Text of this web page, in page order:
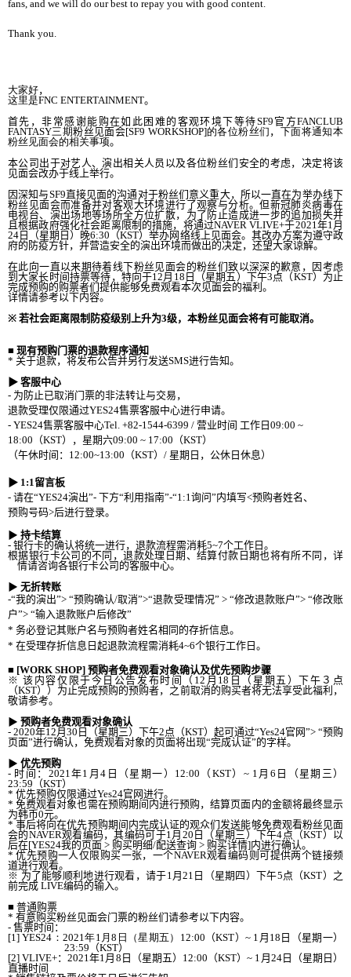
fans, and we will do our best to repay you with good content.
Thank you.
大家好，
这里是FNC ENTERTAINMENT。
首先，非常感谢能购在如此困难的客观环境下等待SF9 官方FANCLUB
FANTASY三期粉丝见面会[SF9 WORKSHOP]的各位粉丝们 ， 下面将通知本
粉丝见面会的相关事项。
本公司出于对艺人、演出相关人员以及各位粉丝们安全的考虑，决定将该
见面会改办于线上举行。
因深知与SF9直接见面的沟通对于粉丝们意义重大，所以一直在为举办线下
粉丝见面会而准备并对客观大环境进行了观察与分析。但新冠肺炎病毒在
电视台、演出场地等场所全方位扩散，为了防止造成进一步的追加损失并
且根据政府强化社会距离限制的措施，将通过NAVERVLIVE+于2021 年1 月
24日（星期日）晚6:30 （KST）举办网络线上见面会。其改办方案为遵守政
府的防疫方针，并营造安全的演出环境而做出的决定，还望大家谅解。
在此向一直以来期待着线下粉丝见面会的粉丝们致以深深的歉意， 因考虑
到大家长时间持票等待，特向于12 月 18 日 （星期五） 下午3 点（KST）为止
完成预购的购票者们提供能够免费观看本次见面会的福利。
详情请参考以下内容。
※ 若社会距离限制防疫级别上升为3级，本粉丝见面会将有可能取消。
■ 现有预购门票的退款程序通知
* 关于退款，将发布公告并另行发送SMS进行告知。
▶ 客服中心
- 为防止已取消门票的非法转让与交易，
退款受理仅限通过YES24售票客服中心进行申请。
- YES24售票客服中心Tel. +82-1544-6399 / 营业时间 工作日09:00 ~
18:00 （KST），星期六09:00 ~ 17:00 （KST）
（午休时间： 12:00~13:00 （KST） / 星期日，公休日休息）
▶ 1:1 留言板
- 请在“YES24演出”- 下方“利用指南”-“1:1 询问”内填写<预购者姓名、
预购号码>后进行登录。
▶ 持卡结算
- 银行卡的确认将统一进行，退款流程需消耗5~7个工作日。
根据银行卡公司的不同，退款处理日期、结算付款日期也将有所不同，详
情请咨询各银行卡公司的客服中心。
▶ 无折转账
-“我的演出”>“预购确认/取消”>“退款受理情况” > “修改退款账户”> “修改账
户”> “输入退款账户后修改”
* 务必登记其账户名与预购者姓名相同的存折信息。
* 在受理存折信息日起退款流程需消耗4~6个银行工作日。
■ [WORK SHOP] 预购者免费观看对象确认及优先预购步骤
※该内容仅限于今日公告发布时间（ 12 月 18 日（星期五）下午３点
（KST））为止完成预购的预购者，之前取消的购买者将无法享受此福利，
敬请参考。
▶ 预购者免费观看对象确认
- 2020年12 月30 日（星期三）下午2 点（KST）起可通过“Yes24官网”> “预购
页面”进行确认，免费观看对象的页面将出现“完成认证”的字样。
▶ 优先预购
- 时间： 2021 年1 月4 日（星期一） 12:00 （KST） ~ 1 月 6 日（星期三）
23:59 （KST）
* 优先预购仅限通过Yes24官网进行。
*免费观看对象也需在预购期间内进行预购，结算页面内的金额将最终显示
为韩币0元。
*事后将向在优先预购期间内完成认证的观众们发送能够免费观看粉丝见面
会的NAVER观看编码，其编码可于1 月 20 日（星期三）下午4 点（KST）以
后在[YES24我的页面 > 购买明细/配送查询 > 购买详情]内进行确认。
*优先预购一人仅限购买一张，一个NAVER观看编码则可提供两个链接频
道进行观看。
※ 为了能够顺利地进行观看，请于1 月21 日（星期四）下午5 点（KST）之
前完成 LIVE编码的输入。
■ 普通购票
* 有意购买粉丝见面会门票的粉丝们请参考以下内容。
- 售票时间：
[1] YES24 ：2021年1 月8 日（星期五） 12:00 （KST）~ 1 月 18 日（星期一）
23:59 （KST）
[2] VLIVE+：2021年1 月 8 日（星期五） 12:00 （KST）~ 1 月24日（星期日）
直播时间